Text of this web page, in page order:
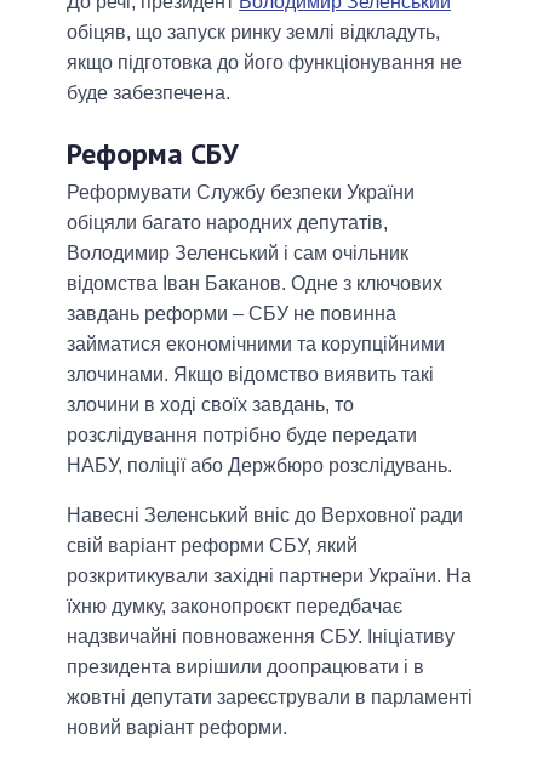
обіцяв, що запуск ринку землі відкладуть,
якщо підготовка до його функціонування не
буде забезпечена.
Реформа СБУ
Реформувати Службу безпеки України
обіцяли багато народних депутатів,
Володимир Зеленський і сам очільник
відомства Іван Баканов. Одне з ключових
завдань реформи – СБУ не повинна
займатися економічними та корупційними
злочинами. Якщо відомство виявить такі
злочини в ході своїх завдань, то
розслідування потрібно буде передати
НАБУ, поліції або Держбюро розслідувань.
Навесні Зеленський вніс до Верховної ради
свій варіант реформи СБУ, який
розкритикували західні партнери України. На
їхню думку, законопроєкт передбачає
надзвичайні повноваження СБУ. Ініціативу
президента вирішили доопрацювати і в
жовтні депутати зареєстрували в парламенті
новий варіант реформи.